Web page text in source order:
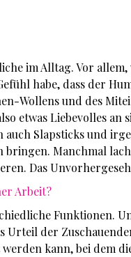
im Alltag. Vor
habe, dass der
Wollens und des
etwas Liebevolles
Slapsticks und
bringen. Manchmal
Das
Arbeit?
Funktionen.
Urteil der
kann, bei dem